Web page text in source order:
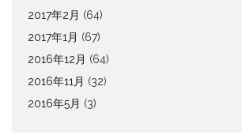
2017年2月 (64)
2017年1月 (67)
2016年12月 (64)
2016年11月 (32)
2016年5月 (3)